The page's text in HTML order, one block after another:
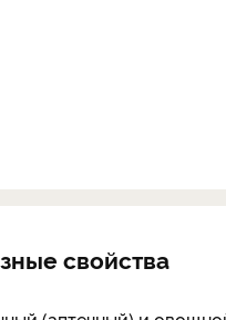
свойства